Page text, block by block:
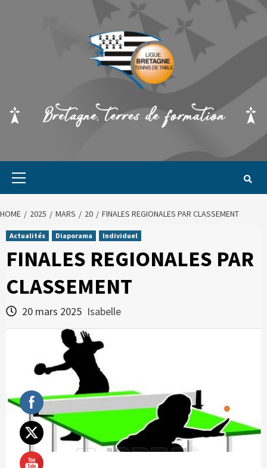
HOME 2025 MARS 20 FINALES REGIONALES PAR CLASSEMENT
Actualités Diaporama Individuel
FINALES REGIONALES PAR
CLASSEMENT
20 mars 2025 Isabelle